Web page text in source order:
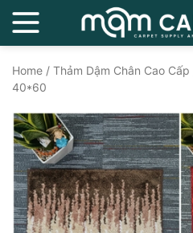
Home / Thảm Dậm Chân Cao Cấp
40*60